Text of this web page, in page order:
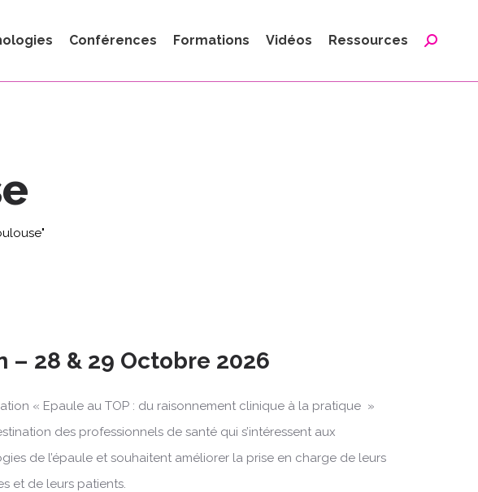
Conférences Formations Vidéos Ressources
– 28 & 29 Octobre 2026
« Epaule au TOP : du raisonnement clinique à la pratique »
des professionnels de santé qui s’intéressent aux
de l’épaule et souhaitent améliorer la prise en charge de leurs
et de leurs patients.